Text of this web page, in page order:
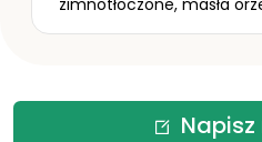
zimnotłoczone, masła